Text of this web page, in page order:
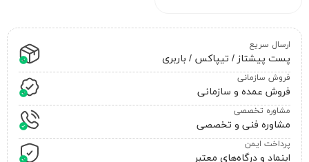
ارسال سریع
پست پیشتاز / تیپاکس / باربری
فروش سازمانی
فروش عمده و سازمانی
مشاوره تخصصی
مشاوره فنی و تخصصی
پرداخت ایمن
اینماد و درگاه‌های معتبر